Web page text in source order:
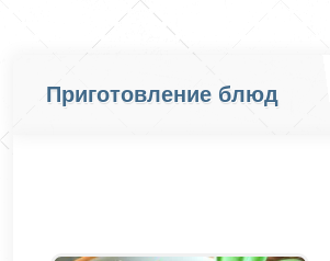
Приготовление блюд